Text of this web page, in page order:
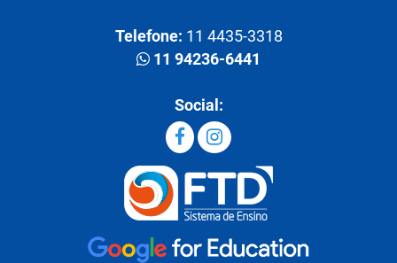
Telefone: 11 4435-3318
11 94236-6441
Social: